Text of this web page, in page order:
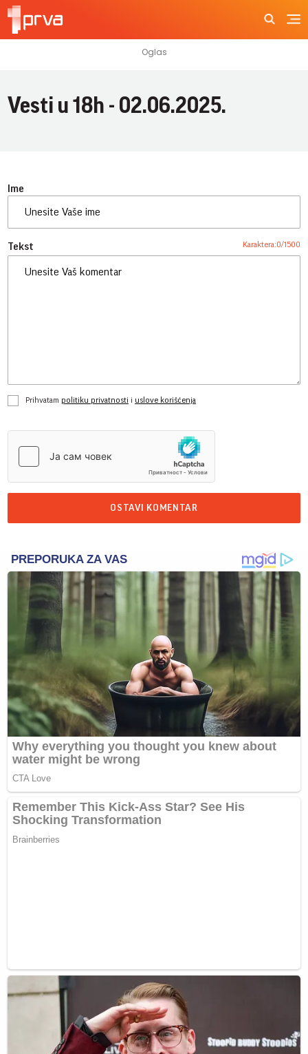
Vesti u 18h - 02.06.2025.
Ime
Tekst Karaktera:0/1500
Prihvatam politiku privatnosti i uslove korišćenja
OSTAVI KOMENTAR